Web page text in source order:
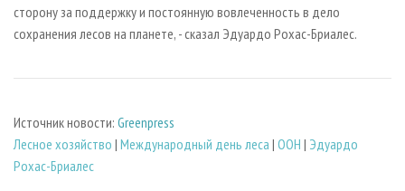
ИНСТРУМЕНТ И МАТЕРИАЛЫ
БИБЛИОТЕКА СПЕЦИАЛИСТА
сторону за поддержку и постоянную вовлеченность в дело
сохранения лесов на планете, - сказал Эдуардо Рохас-Бриалес.
Источник новости: Greenpress
Лесное хозяйство | Международный день леса | ООН | Эдуардо
Рохас-Бриалес